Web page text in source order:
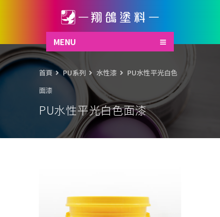
MENU
PU水性平光白色面漆
首頁 PU系列 水性漆
PU水性平光白色
面漆